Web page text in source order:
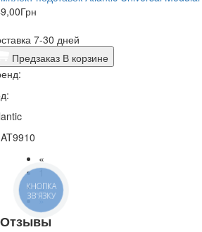
Грн
7-30 дней
Предзаказ В корзине
«
1
2
»
Отзывы
КНОПКА
ЗВ'ЯЗКУ